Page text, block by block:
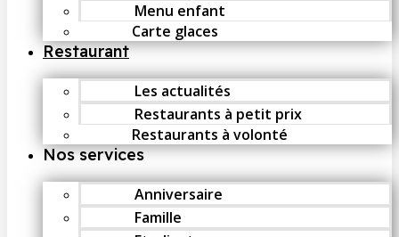
Menu enfant
Carte glaces
Restaurant
Les actualités
Restaurants à petit prix
Restaurants à volonté
Nos services
Anniversaire
Famille